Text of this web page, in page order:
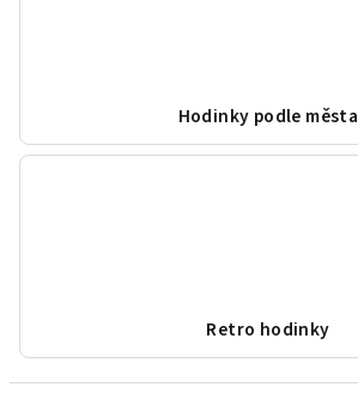
Hodinky podle města
Retro hodinky